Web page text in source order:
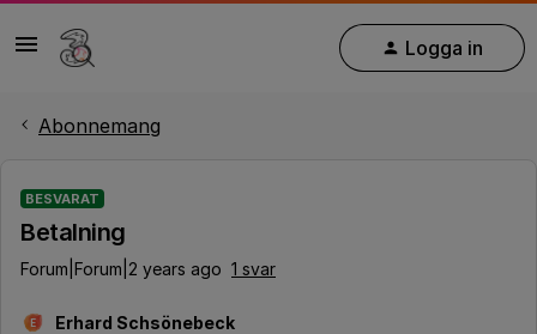
Logga in
Abonnemang
BESVARAT
Betalning
Forum|Forum|2 years ago 1 svar
E Erhard Schsönebeck